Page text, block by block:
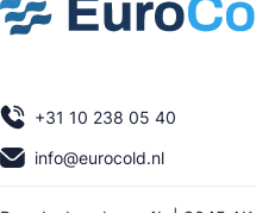
+31 10 238 05 40
info@eurocold.nl